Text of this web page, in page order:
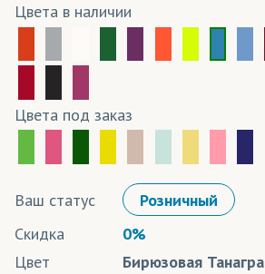
Цвета в наличии
Цвета под заказ
Ваш статус
Розничный
Скидка
0%
Цвет
Бирюзовая Танагра